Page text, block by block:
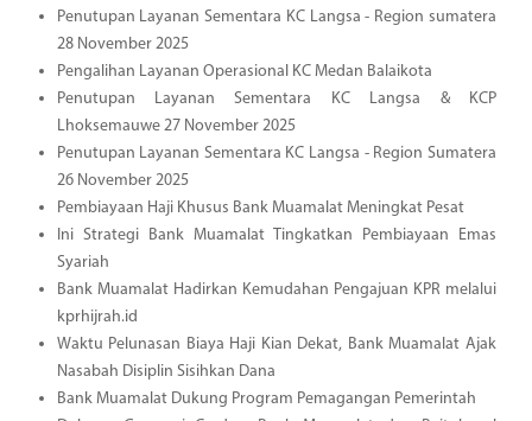
Penutupan Layanan Sementara KC Langsa - Region sumatera
28 November 2025
Pengalihan Layanan Operasional KC Medan Balaikota
Penutupan Layanan Sementara KC Langsa & KCP
Lhoksemauwe 27 November 2025
Penutupan Layanan Sementara KC Langsa - Region Sumatera
26 November 2025
Pembiayaan Haji Khusus Bank Muamalat Meningkat Pesat
Ini Strategi Bank Muamalat Tingkatkan Pembiayaan Emas
Syariah
Bank Muamalat Hadirkan Kemudahan Pengajuan KPR melalui
kprhijrah.id
Waktu Pelunasan Biaya Haji Kian Dekat, Bank Muamalat Ajak
Nasabah Disiplin Sisihkan Dana
Bank Muamalat Dukung Program Pemagangan Pemerintah